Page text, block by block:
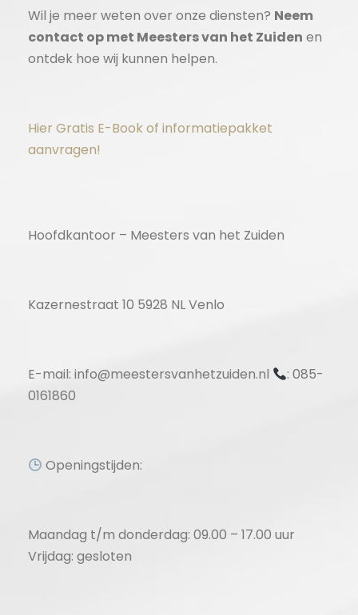
Wil je meer weten over onze diensten? Neem
contact op met Meesters van het Zuiden en
ontdek hoe wij kunnen helpen.
Hier Gratis E-Book of informatiepakket
aanvragen!
Hoofdkantoor – Meesters van het Zuiden
Kazernestraat 10 5928 NL Venlo
E-mail: info@meestersvanhetzuiden.nl
: 085-
0161860
Openingstijden:
Maandag t/m donderdag: 09.00 – 17.00 uur
Vrijdag: gesloten